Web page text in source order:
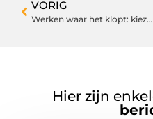
VORIG
Werken waar het klopt: kiezen tussen Utrecht en Hoofddorp
Hier zijn